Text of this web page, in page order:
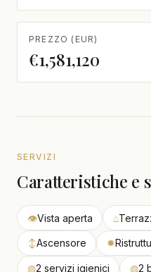
PREZZO (EUR)
€1,581,120
SERVIZI
Caratteristiche e
👁Vista aperta ⌂
↕Ascensore ✹
◍2 servizi igienici ◍2